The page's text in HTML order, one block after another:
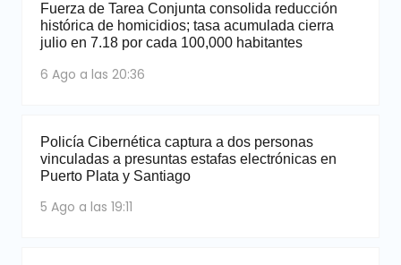
Fuerza de Tarea Conjunta consolida reducción
histórica de homicidios; tasa acumulada cierra
julio en 7.18 por cada 100,000 habitantes
6 Ago a las 20:36
Policía Cibernética captura a dos personas
vinculadas a presuntas estafas electrónicas en
Puerto Plata y Santiago
5 Ago a las 19:11